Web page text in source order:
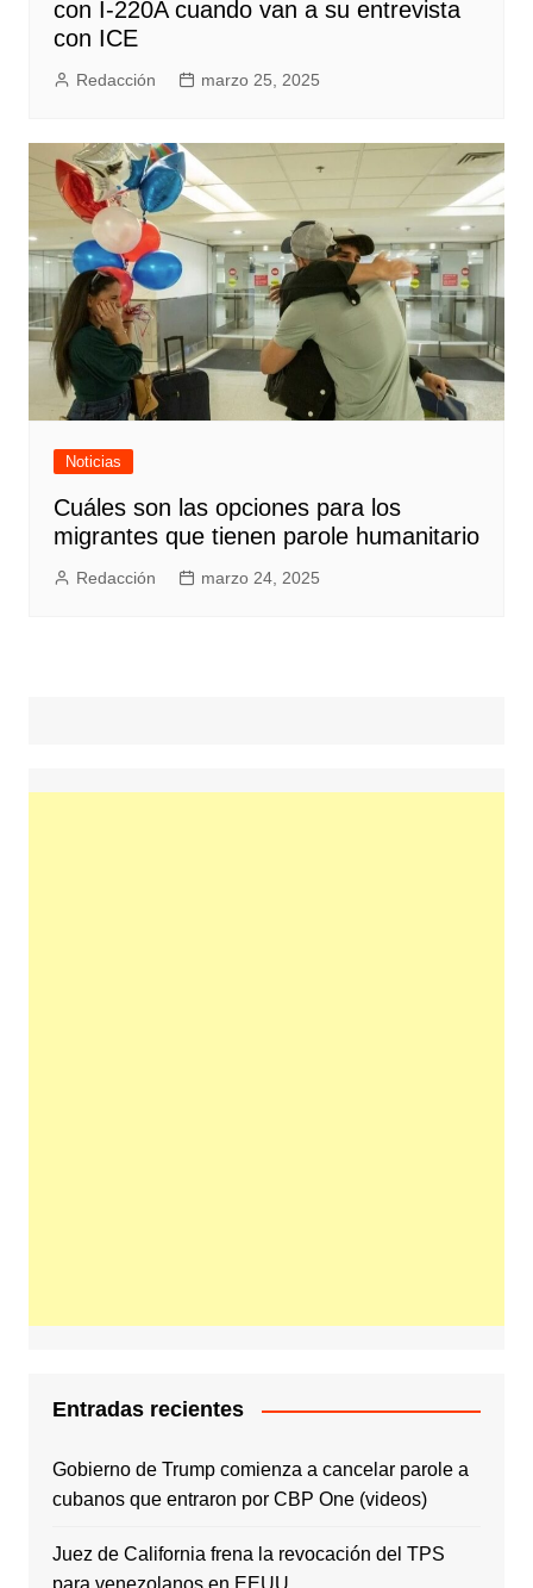
con I-220A cuando van a su entrevista
con ICE
Redacción marzo 25, 2025
Noticias
Cuáles son las opciones para los
migrantes que tienen parole humanitario
Redacción marzo 24, 2025
Entradas recientes
Gobierno de Trump comienza a cancelar parole a
cubanos que entraron por CBP One (videos)
Juez de California frena la revocación del TPS